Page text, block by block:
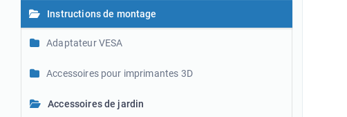
Instructions de montage
Adaptateur VESA
Accessoires pour imprimantes 3D
Accessoires de jardin